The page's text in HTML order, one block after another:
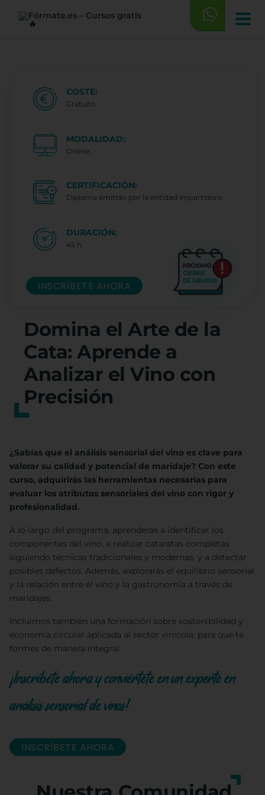
Domina el Arte de la
Cata: Aprende a
Analizar el Vino con
Precisión
¿Sabías que el análisis sensorial del vino es clave para
valorar su calidad y potencial de maridaje? Con este
curso, adquirirás las herramientas necesarias para
evaluar los atributos sensoriales del vino con rigor y
profesionalidad.
A lo largo del programa, aprenderás a identificar los
componentes del vino, a realizar cataratas completas
siguiendo técnicas tradicionales y modernas, y a detectar
posibles defectos. Además, explorarás el equilibrio sensorial
y la relación entre el vino y la gastronomía a través de
maridajes.
Incluimos también una formación sobre sostenibilidad y
economía circular aplicada al sector vinícola, para que te
formes de manera integral.
¡Inscríbete ahora y conviértete en un experto en
análisis sensorial de vinos!
INSCRÍBETE AHORA
COSTE:
Gratuito
MODALIDAD:
Online.
CERTIFICACIÓN:
Diploma emitido por la entidad impartidora..
DURACIÓN:
45 h.
INSCRÍBETE AHORA